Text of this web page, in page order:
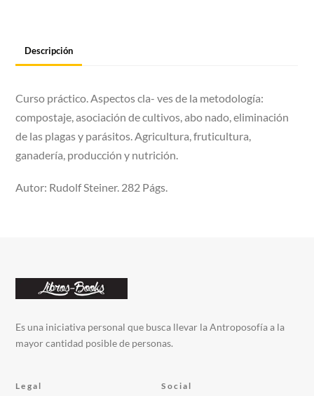
Descripción
Curso práctico. Aspectos cla- ves de la metodología:
compostaje, asociación de cultivos, abo nado, eliminación
de las plagas y parásitos. Agricultura, fruticultura,
ganadería, producción y nutrición.
Autor: Rudolf Steiner. 282 Págs.
Es una iniciativa personal que busca llevar la Antroposofía a la
mayor cantidad posible de personas.
Legal Social